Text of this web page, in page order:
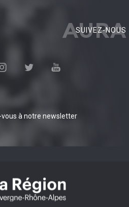
AURA
SUIVEZ-NOUS
à notre newsletter